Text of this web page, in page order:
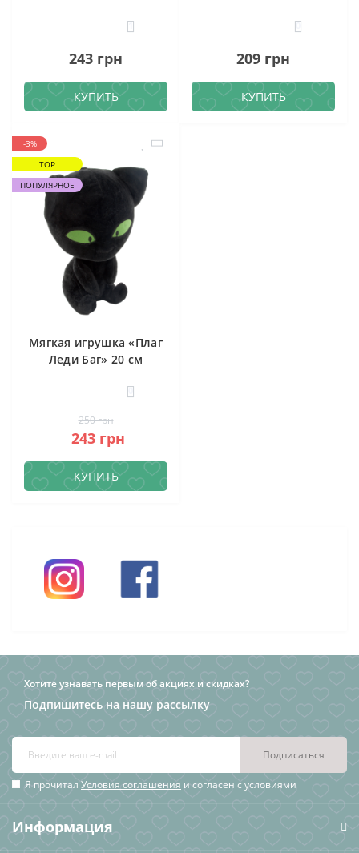
1
243 грн
КУПИТЬ
0
209 грн
КУПИТЬ
-3%
TOP
ПОПУЛЯРНОЕ
Мягкая игрушка «Плаг
Леди Баг» 20 см
0
250 грн
243 грн
КУПИТЬ
Хотите узнавать первым об акциях и скидках?
Подпишитесь на нашу рассылку
Подписаться
Я прочитал Условия соглашения и согласен с условиями
Информация